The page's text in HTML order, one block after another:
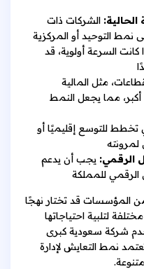
الشركات ذات
نمط التوحيد أو المركزية
كانت السرعة أولوية، قد
مثل المالية
مما يجعل النمط
تخطط للتوسع إقليميًا أو
الرقمي: يجب أن يدعم
الرقمي للمملكة
المؤسسات قد تختار نهجًا
لتلبية احتياجاتها
شركة سعودية كبرى
نمط التعايش لإدارة